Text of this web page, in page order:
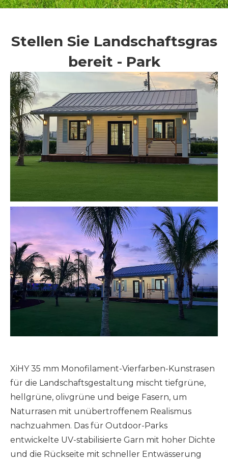
Stellen Sie Landschaftsgras
bereit - Park
XiHY 35 mm Monofilament-Vierfarben-Kunstrasen
für die Landschaftsgestaltung mischt tiefgrüne,
hellgrüne, olivgrüne und beige Fasern, um
Naturrasen mit unübertroffenem Realismus
nachzuahmen. Das für Outdoor-Parks
entwickelte UV-stabilisierte Garn mit hoher Dichte
und die Rückseite mit schneller Entwässerung